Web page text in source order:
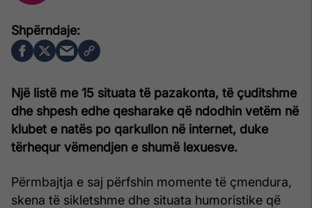
Një listë me 15 situata të pazakonta, të çuditshme
dhe shpesh edhe qesharake që ndodhin vetëm në
klubet e natës po qarkullon në internet, duke
tërhequr vëmendjen e shumë lexuesve.
Përmbajtja e saj përfshin momente të çmendura,
skena të sikletshme dhe situata humoristike që